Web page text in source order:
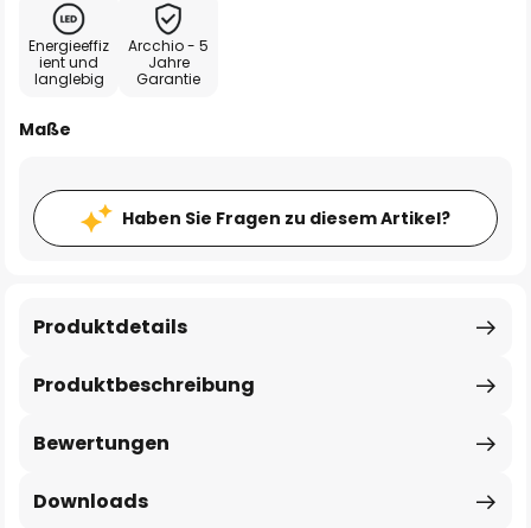
Energieeffiz
ient und
langlebig
Arcchio - 5
Jahre
Garantie
Maße
Haben Sie Fragen zu diesem Artikel?
Produktbeschreibung
Produktdetails
Bewertungen
Downloads